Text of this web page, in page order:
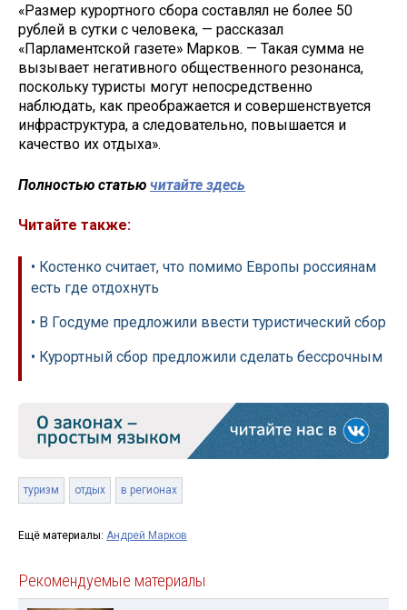
«Размер курортного сбора составлял не более 50
рублей в сутки с человека, — рассказал
«Парламентской газете» Марков. — Такая сумма не
вызывает негативного общественного резонанса,
поскольку туристы могут непосредственно
наблюдать, как преображается и совершенствуется
инфраструктура, а следовательно, повышается и
качество их отдыха».
Полностью статью читайте здесь
Читайте также:
• Костенко считает, что помимо Европы россиянам
есть где отдохнуть
• В Госдуме предложили ввести туристический сбор
• Курортный сбор предложили сделать бессрочным
туризм отдых в регионах
Ещё материалы: Андрей Марков
Рекомендуемые материалы